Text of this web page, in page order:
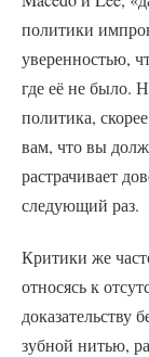
политики
уверенностью,
где её не было.
политика,
вам, что вы
растрачивает
следующий раз.
Критики же
относясь к
зубной нитью,